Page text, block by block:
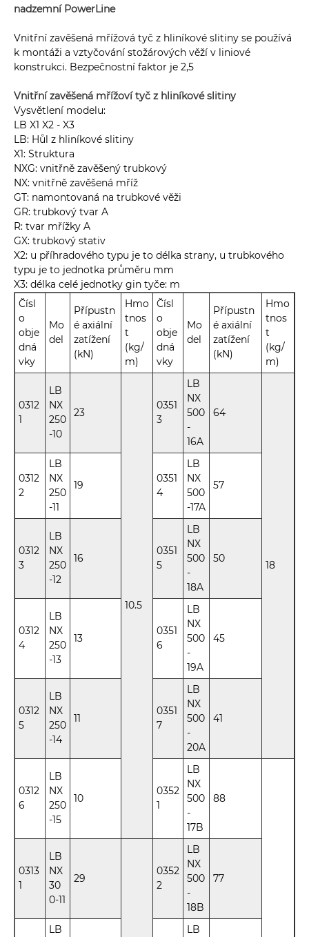
nadzemní PowerLine
Vnitřní zavěšená mřížová tyč z hliníkové slitiny se používá
k montáži a vztyčování stožárových věží v liniové
konstrukci. Bezpečnostní faktor je 2,5
Vnitřní zavěšená mřížoví tyč z hliníkové slitiny
Vysvětlení modelu:
LB X1 X2 - X3
LB: Hůl z hliníkové slitiny
X1: Struktura
NXG: vnitřně zavěšený trubkový
NX: vnitřně zavěšená mříž
GT: namontovaná na trubkové věži
GR: trubkový tvar A
R: tvar mřížky A
GX: trubkový stativ
X2: u příhradového typu je to délka strany, u trubkového
typu je to jednotka průměru mm
X3: délka celé jednotky gin tyče: m
Čísl
o
obje
dná
vky
Mo
del
Přípustn
é axiální
zatížení
(kN)
Hmo
tnos
t
(kg/
m)
Čísl
o
obje
dná
vky
Mo
del
Přípustn
é axiální
zatížení
(kN)
Hmo
tnos
t
(kg/
m)
0312
1
LB
NX
250
-10
23
10.5
0351
3
LB
NX
500
-
16A
64
18
0312
2
LB
NX
250
-11
19
0351
4
LB
NX
500
-17A
57
0312
3
LB
NX
250
-12
16
0351
5
LB
NX
500
-
18A
50
0312
4
LB
NX
250
-13
13
0351
6
LB
NX
500
-
19A
45
0312
5
LB
NX
250
-14
11
0351
7
LB
NX
500
-
20A
41
0312
6
LB
NX
250
-15
10
0352
1
LB
NX
500
-
17B
88
0313
1
LB
NX
30
0-11
29
0352
2
LB
NX
500
-
18B
77
LB
LB